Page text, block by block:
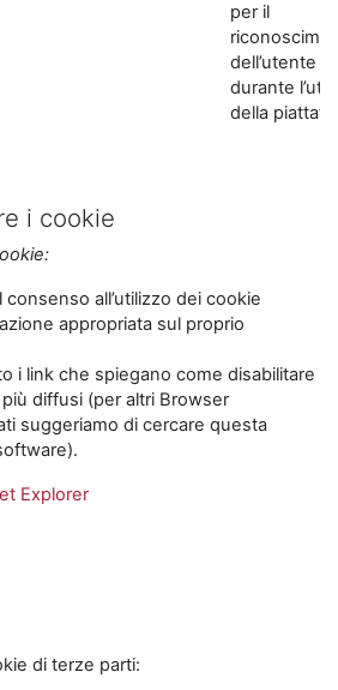
per il
dell’utente
durante
della
i cookie
all’utilizzo dei cookie
appropriata sul proprio
i link che spiegano come disabilitare
diffusi (per altri Browser
suggeriamo di cercare questa
Explorer
di terze parti: